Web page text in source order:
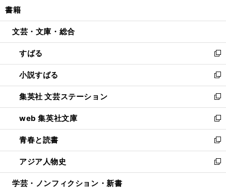
開
ウ
開
く
ン
ウ
で
開
く
ウ
ン
ド
ウ
で
開
く
書籍
文芸・文庫・総合
すばる
新
し
い
ウ
ィ
ン
ド
ウ
で
開
く
小説すばる
新
し
い
ウ
ィ
ン
ド
ウ
で
開
集英社 文芸ステーション
新
し
い
ウ
ィ
ン
ド
ウ
web 集英社文庫
新
し
い
ウ
ィ
ン
青春と読書
新
し
い
ウ
アジア人物史
新
し
学芸・ノンフィクション・新書